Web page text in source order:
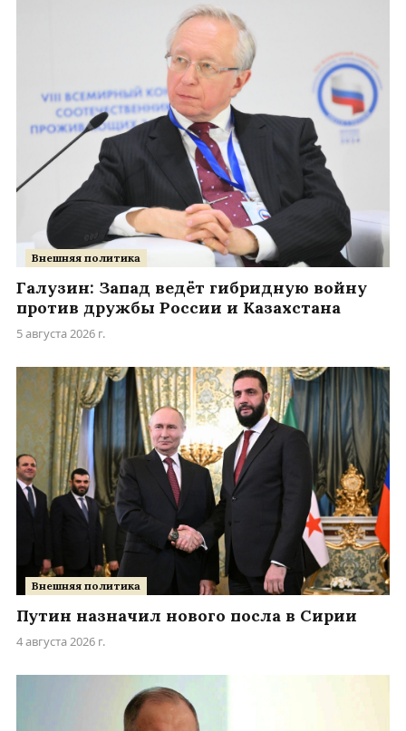
Внешняя политика
Галузин: Запад ведёт гибридную войну
против дружбы России и Казахстана
5 августа 2026 г.
Внешняя политика
Путин назначил нового посла в Сирии
4 августа 2026 г.